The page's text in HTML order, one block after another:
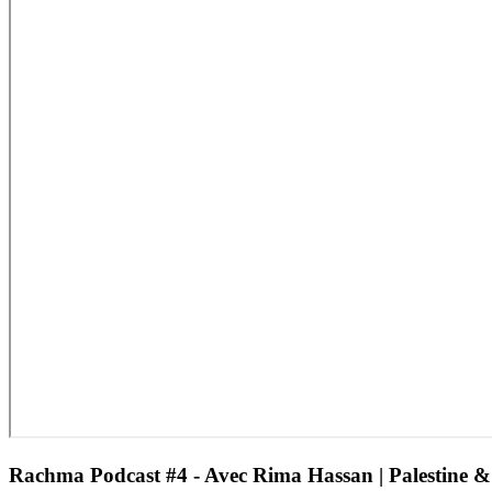
Rachma Podcast #4 - Avec Rima Hassan | Palestine